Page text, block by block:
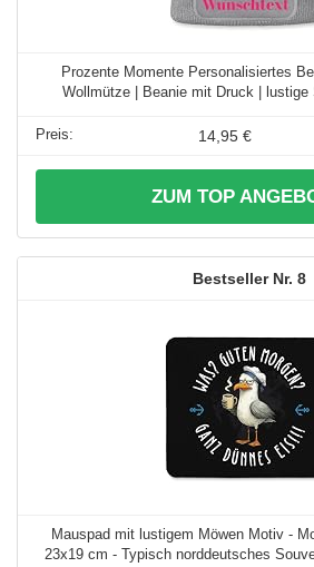
Prozente Momente Personalisiertes
Wollmütze | Beanie mit Druck | lustige
14,95 €
ZUM TOP
8
Mauspad mit lustigem Möwen Motiv -
23x19 cm - Typisch norddeutsches